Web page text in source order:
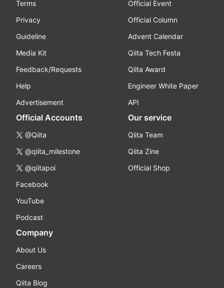
Terms
Privacy
Guideline
Media Kit
Feedback/Requests
Help
Advertisement
Official Event
Official Column
Advent Calendar
Qiita Tech Festa
Qiita Award
Engineer White Paper
API
Official Accounts
@Qiita
@qiita_milestone
@qiitapoi
Facebook
YouTube
Podcast
Our service
Qiita Team
Qiita Zine
Official Shop
Company
About Us
Careers
Qiita Blog